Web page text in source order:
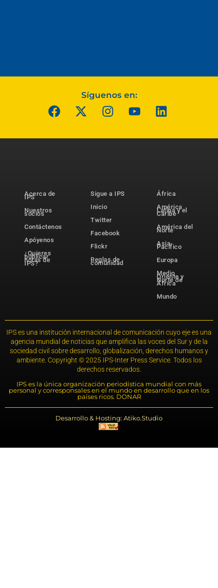
Síguenos en:
Acerca de
IPS
Nuestros
socios
Contáctenos
Apóyenos
¿Quieres
publicar
notas de
IPS?
Sigue a IPS
Inicio
Twitter
Facebook
Flickr
Reglas de
comunidad
África
América
Latina y el
Caribe
América del
Norte
Asia-
Pacífico
Europa
Medio
Oriente y
Norte de
África
Mundo
IPS es una institución internacional de comunicación cuyo eje es una
agencia mundial de noticias que amplifica las voces del Sur y de la
sociedad civil sobre desarrollo, globalización, derechos humanos y
ambiente. Copyright © 2025 IPS-Inter Press Service. Todos los
derechos reservados.
IPS es la única organización periodística mundial con más
personal y corresponsales en el mundo en desarrollo que en los
países ricos. DONAR
Desarrollo & Hosting: Atiko.Studio